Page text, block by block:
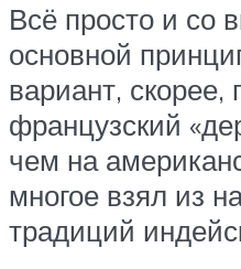
Всё просто и со
основной
вариант, скорее,
французский
чем на
многое взял из
традиций